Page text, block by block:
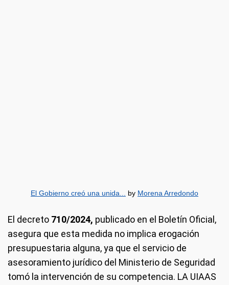
El Gobierno creó una unida... by Morena Arredondo
El decreto 710/2024, publicado en el Boletín Oficial,
asegura que esta medida no implica erogación
presupuestaria alguna, ya que el servicio de
asesoramiento jurídico del Ministerio de Seguridad
tomó la intervención de su competencia. LA UIAAS